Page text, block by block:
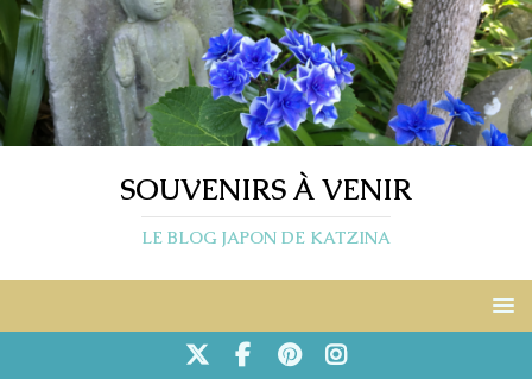
SOUVENIRS À VENIR
LE BLOG JAPON DE KATZINA